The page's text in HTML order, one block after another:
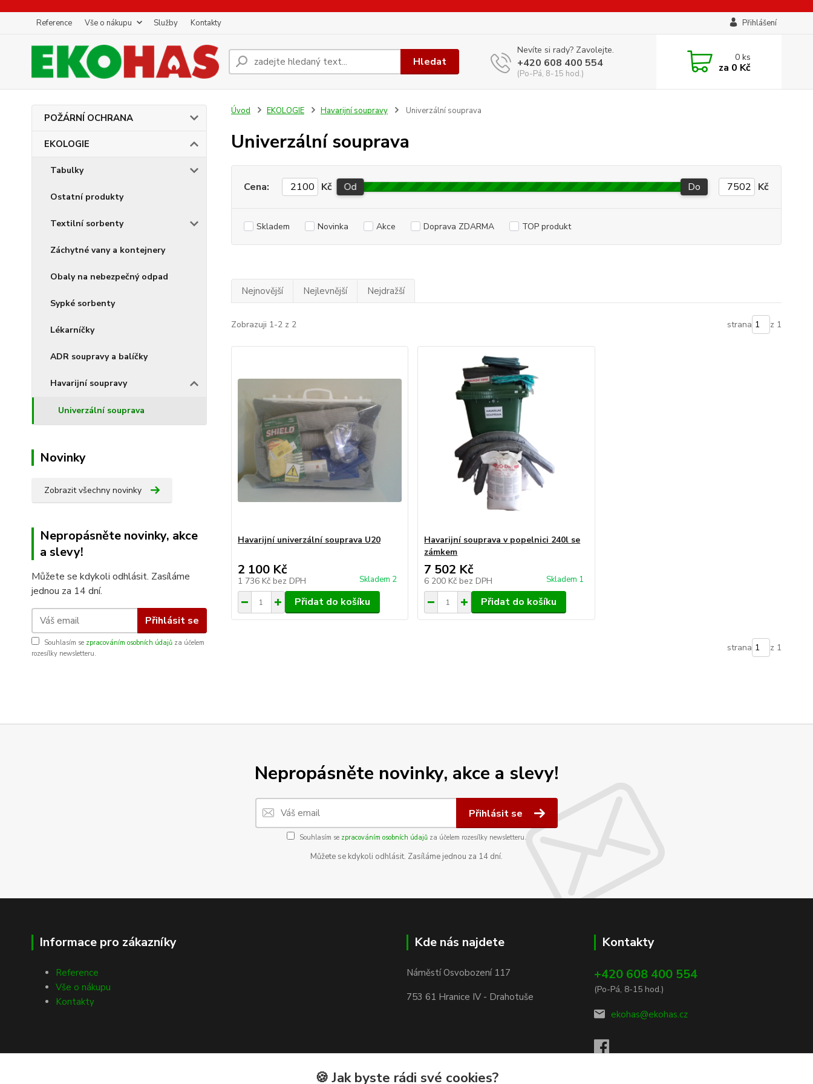
Reference Vše o nákupu Služby Kontakty Přihlášení
Hledat
Nevíte si rady? Zavolejte.
+420 608 400 554
(Po-Pá, 8-15 hod.)
0ks
za 0 Kč
POŽÁRNÍ OCHRANA
EKOLOGIE
Tabulky
Ostatní produkty
Textilní sorbenty
Záchytné vany a kontejnery
Obaly na nebezpečný odpad
Sypké sorbenty
Lékarníčky
ADR soupravy a balíčky
Havarijní soupravy
Univerzální souprava
Novinky
Zobrazit všechny novinky
Nepropásněte novinky, akce
a slevy!
Můžete se kdykoli odhlásit. Zasíláme
jednou za 14 dní.
Přihlásit se
Souhlasím se zpracováním osobních údajů za účelem
rozesílky newsletteru.
Úvod EKOLOGIE Havarijní soupravy Univerzální souprava
Univerzální souprava
Cena: Kč Od Do Kč
Skladem Novinka Akce Doprava ZDARMA TOP produkt
Nejnovější Nejlevnější Nejdražší
Zobrazuji 1-2 z 2 strana z 1
Havarijní univerzální souprava U20
2 100 Kč
1 736 Kč bez DPH Skladem 2
Přidat do košíku
Havarijní souprava v popelnici 240l se
zámkem
7 502 Kč
6 200 Kč bez DPH Skladem 1
Přidat do košíku
strana z 1
Nepropásněte novinky, akce a slevy!
Přihlásit se
Souhlasím se zpracováním osobních údajů za účelem rozesílky newsletteru.
Můžete se kdykoli odhlásit. Zasíláme jednou za 14 dní.
Informace pro zákazníky
Reference
Vše o nákupu
Kontakty
Kde nás najdete
Náměstí Osvobození 117
753 61 Hranice IV - Drahotuše
Kontakty
+420 608 400 554
(Po-Pá, 8-15 hod.)
ekohas@ekohas.cz
🍪 Jak byste rádi své cookies?